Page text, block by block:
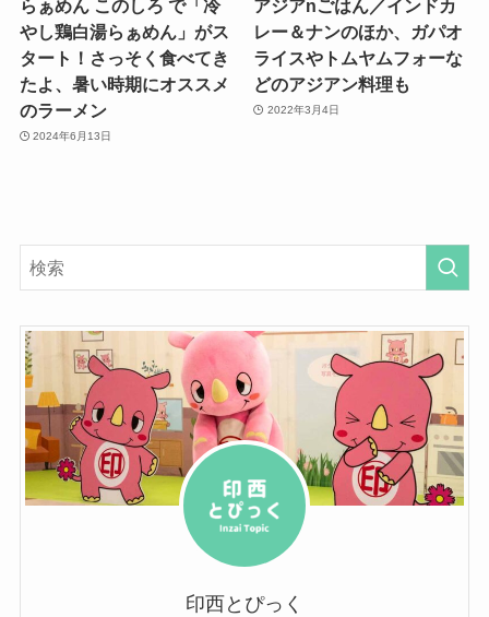
らぁめん このしろ で「冷
やし鶏白湯らぁめん」がス
タート！さっそく食べてき
たよ、暑い時期にオススメ
のラーメン
2024年6月13日
アジアnごはん／インドカ
レー＆ナンのほか、ガパオ
ライスやトムヤムフォーな
どのアジアン料理も
2022年3月4日
印西とぴっく